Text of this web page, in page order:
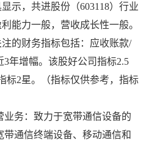
示，共进股份（603118）行业
能力一般，营收成长性一般。
的财务指标包括：应收账款/
年增幅。该股好公司指标2.5
标2星。（指标仅供参考，指标
业务：致力于宽带通信设备的
通信终端设备、移动通信和